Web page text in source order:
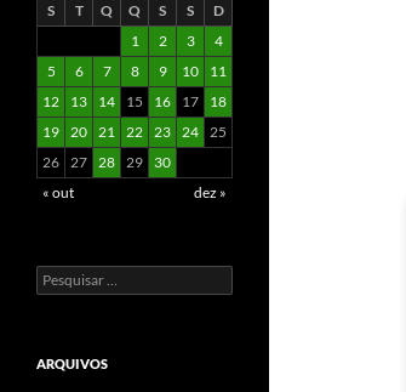
S T Q Q S S
D
1
2 3
4
5
6 7 8 9 10
11
12
13 14 15 16 17
18
19 20 21 22 23 24 25
26 27 28 29
30
« out
dez »
Pesquisar
por:
ARQUIVOS